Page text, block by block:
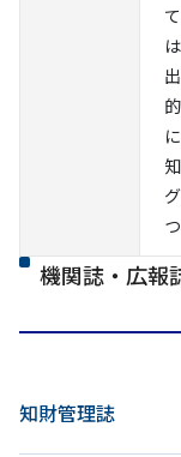
機関誌・広報
知財管理誌